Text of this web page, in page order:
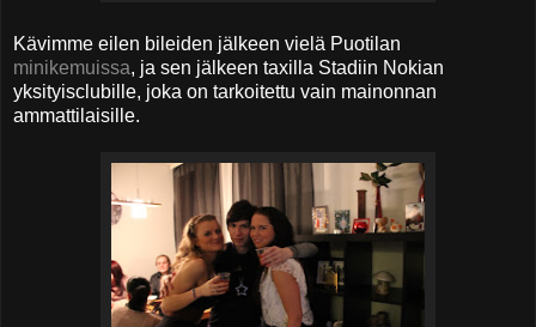
Kävimme eilen bileiden jälkeen vielä Puotilan
minikemuissa, ja sen jälkeen taxilla Stadiin Nokian
yksityisclubille, joka on tarkoitettu vain mainonnan
ammattilaisille.